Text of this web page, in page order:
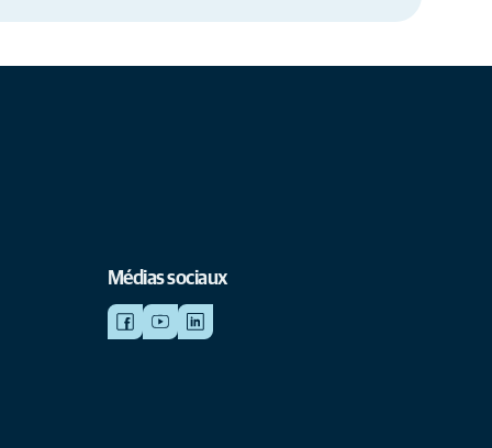
Médias sociaux